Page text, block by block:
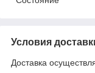
Условия
Доставка